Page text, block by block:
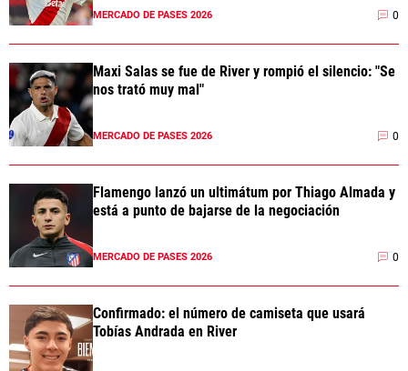
MERCADO DE PASES 2026 0
Maxi Salas se fue de River y rompió el silencio: "Se
nos trató muy mal"
MERCADO DE PASES 2026 0
Flamengo lanzó un ultimátum por Thiago Almada y
está a punto de bajarse de la negociación
MERCADO DE PASES 2026 0
Confirmado: el número de camiseta que usará
Tobías Andrada en River